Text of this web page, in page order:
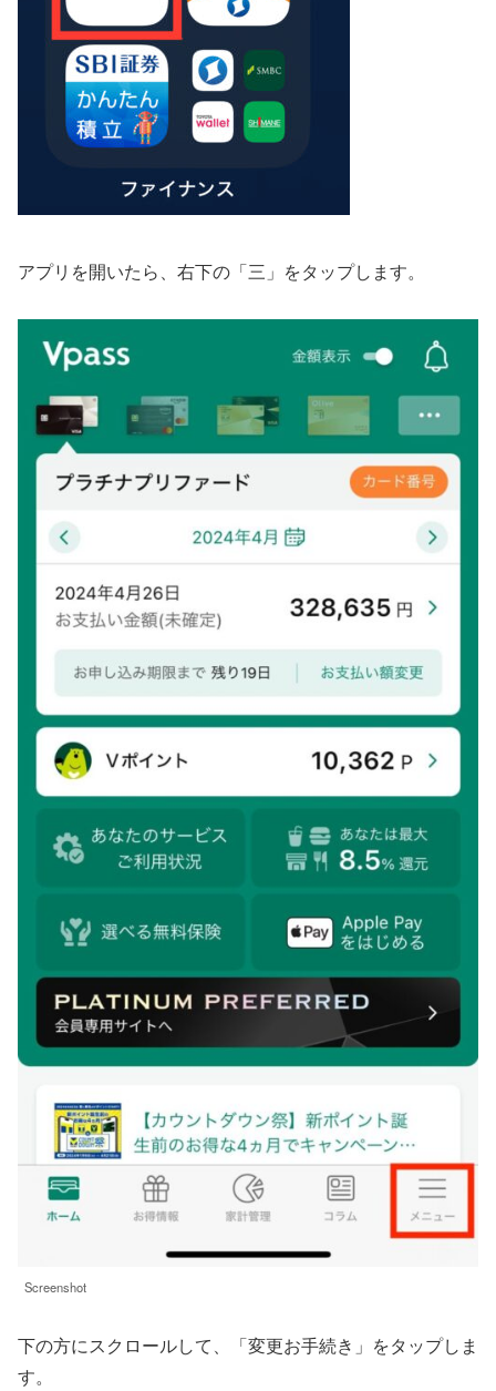
アプリを開いたら、右下の「三」をタップします。
Screenshot
下の方にスクロールして、「変更お手続き」をタップしま
す。